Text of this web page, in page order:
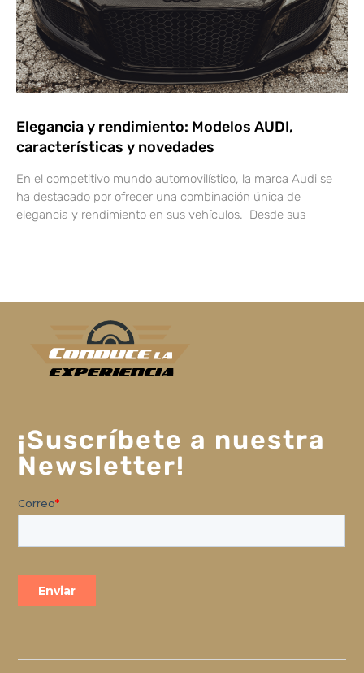
Elegancia y rendimiento: Modelos AUDI,
características y novedades
En el competitivo mundo automovilístico, la marca Audi se
ha destacado por ofrecer una combinación única de
elegancia y rendimiento en sus vehículos. Desde sus
¡Suscríbete a nuestra
Newsletter!